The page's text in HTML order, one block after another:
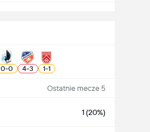
0-0 4-3 1-1
Ostatnie mecze 5
1 (20%)